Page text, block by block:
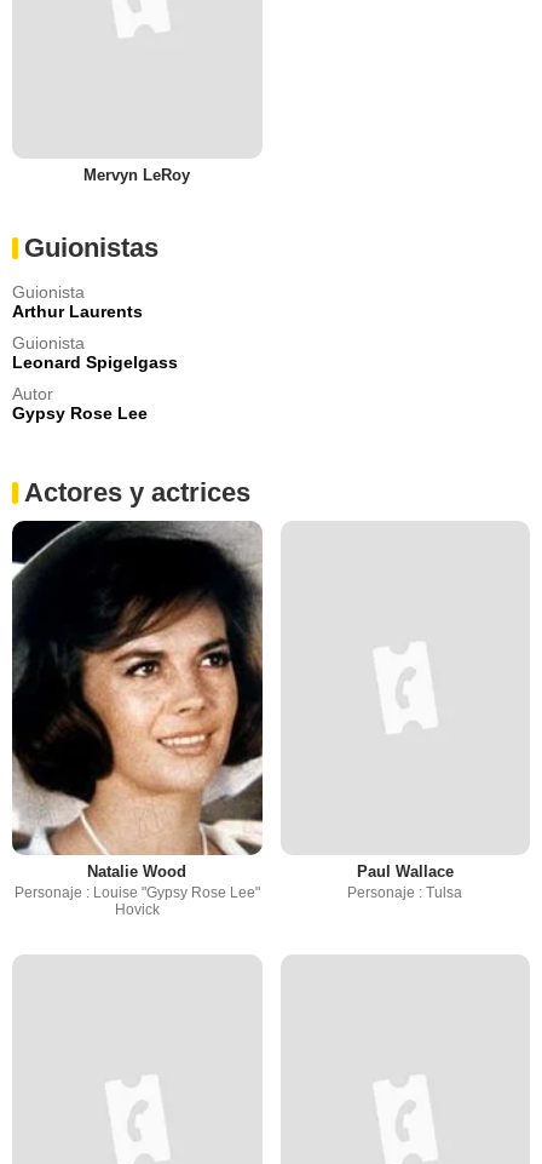
Mervyn LeRoy
Guionistas
Guionista
Arthur Laurents
Guionista
Leonard Spigelgass
Autor
Gypsy Rose Lee
Actores y actrices
Natalie Wood
Personaje : Louise "Gypsy Rose Lee"
Hovick
Paul Wallace
Personaje : Tulsa